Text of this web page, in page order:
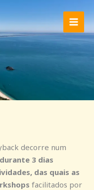
decorre num
durante 3 dias
das quais as
facilitados por